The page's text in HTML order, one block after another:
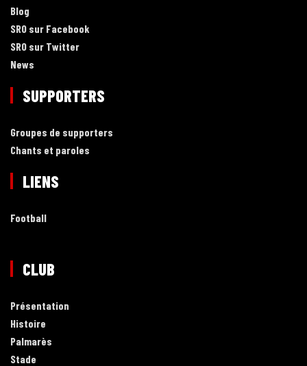
Blog
SRO sur Facebook
SRO sur Twitter
News
SUPPORTERS
Groupes de supporters
Chants et paroles
LIENS
Football
CLUB
Présentation
Histoire
Palmarès
Stade